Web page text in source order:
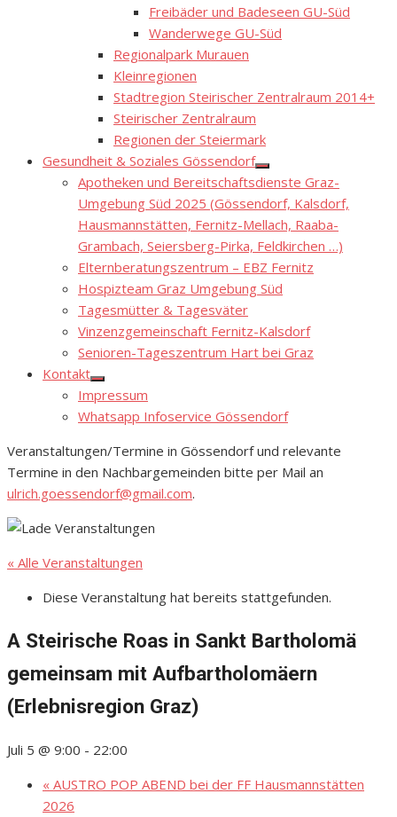
Freibäder und Badeseen GU-Süd
Wanderwege GU-Süd
Regionalpark Murauen
Kleinregionen
Stadtregion Steirischer Zentralraum 2014+
Steirischer Zentralraum
Regionen der Steiermark
Gesundheit & Soziales Gössendorf
Show
sub
menu
Apotheken und Bereitschaftsdienste Graz-
Umgebung Süd 2025 (Gössendorf, Kalsdorf,
Hausmannstätten, Fernitz-Mellach, Raaba-
Grambach, Seiersberg-Pirka, Feldkirchen …)
Elternberatungszentrum – EBZ Fernitz
Hospizteam Graz Umgebung Süd
Tagesmütter & Tagesväter
Vinzenzgemeinschaft Fernitz-Kalsdorf
Senioren-Tageszentrum Hart bei Graz
Kontakt
Show
sub
menu
Impressum
Whatsapp Infoservice Gössendorf
Veranstaltungen/Termine in Gössendorf und relevante
Termine in den Nachbargemeinden bitte per Mail an
ulrich.goessendorf@gmail.com.
« Alle Veranstaltungen
Diese Veranstaltung hat bereits stattgefunden.
A Steirische Roas in Sankt Bartholomä
gemeinsam mit Aufbartholomäern
(Erlebnisregion Graz)
Juli 5 @ 9:00 - 22:00
« AUSTRO POP ABEND bei der FF Hausmannstätten
2026